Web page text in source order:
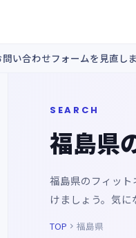
い合わせフォームを見直し
SEARCH
福島県
福島県のフィッ
けましょう。気
TOP  福島県